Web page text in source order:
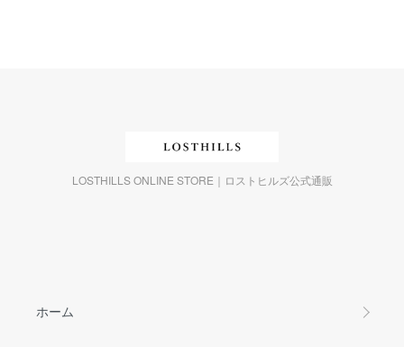
LOSTHILLS ONLINE STORE｜ロストヒルズ公式通販
ホーム